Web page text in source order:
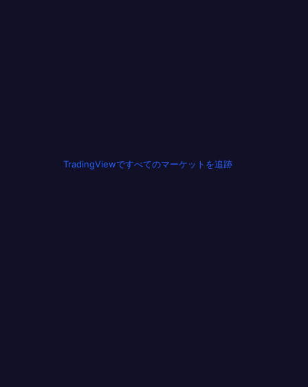
TradingViewですべてのマーケットを追跡